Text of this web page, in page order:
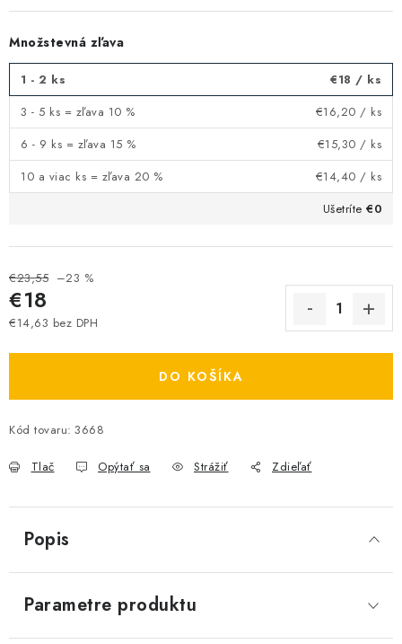
Množstevná zľava
1 - 2 ks €18 / ks
3 - 5 ks = zľava 10 %
€16,20 / ks
6 - 9 ks = zľava 15 %
€15,30 / ks
10 a viac ks = zľava 20 %
€14,40 / ks
Ušetríte €0
€23,55 –23 %
€18
€14,63 bez DPH
DO KOŠÍKA
Kód tovaru: 3668
Tlač Opýtať sa Strážiť Zdieľať
Popis
Parametre produktu